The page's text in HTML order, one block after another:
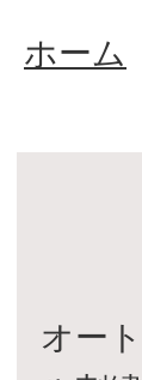
ホーム
オー